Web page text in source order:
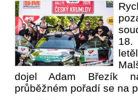
18.
dojel Adam Březík
průběžném pořadí se na